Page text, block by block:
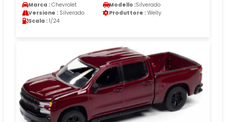
Marca : Chevrolet Modello :Silverado
Versione : Silverado Produttore : Welly
Scala : 1/24